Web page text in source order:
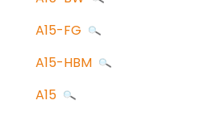
A15-FG
A15-HBM
A15